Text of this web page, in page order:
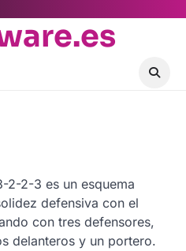
2-2-3 es un esquema
defensiva con el
con tres defensores,
delanteros y un portero.